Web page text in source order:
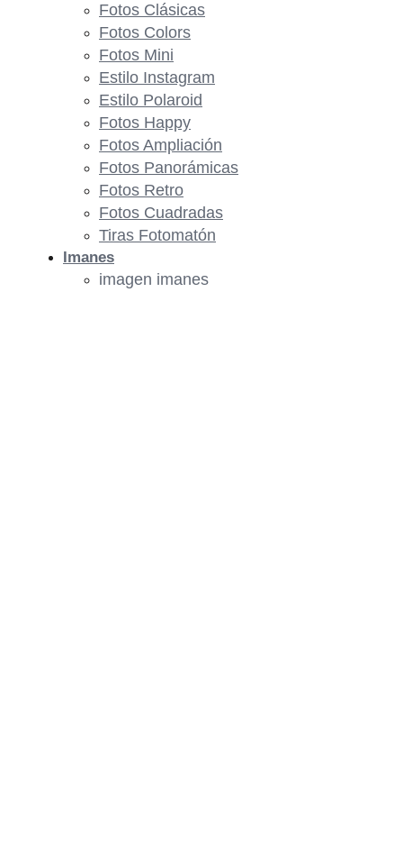
Fotos Clásicas
Fotos Colors
Fotos Mini
Estilo Instagram
Estilo Polaroid
Fotos Happy
Fotos Ampliación
Fotos Panorámicas
Fotos Retro
Fotos Cuadradas
Tiras Fotomatón
Imanes
imagen imanes